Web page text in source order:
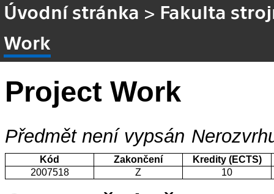
Úvodní stránka > Fakulta
Work
Project Work
Předmět není vypsán
Kód Zakončení
Kredity (ECTS)
2007518
Z 10